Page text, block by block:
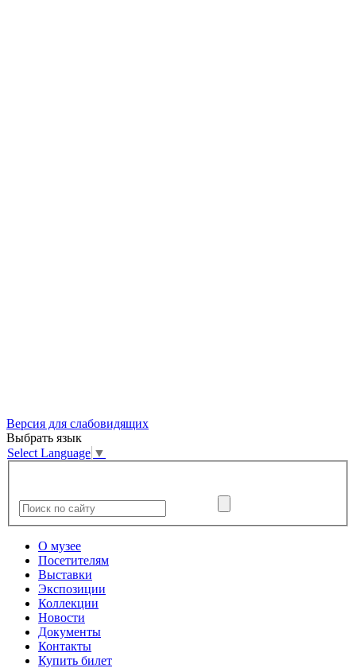
Версия для слабовидящих
Выбрать язык
Select Language ▼
О музее
Посетителям
Выставки
Экспозиции
Коллекции
Новости
Документы
Контакты
Купить билет